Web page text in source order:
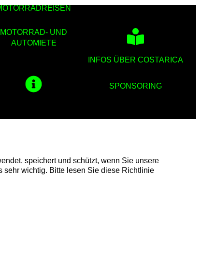
MOTORRAD- UND
AUTOMIETE
INFOS ÜBER COSTARICA
SPONSORING
speichert und schützt, wenn Sie unsere
sehr wichtig. Bitte lesen Sie diese Richtlinie